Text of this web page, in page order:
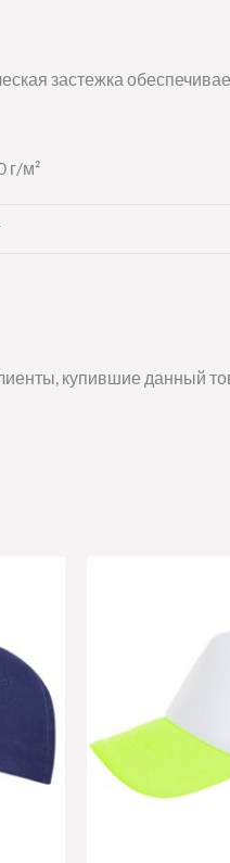
застежка
г/м²
купившие данный